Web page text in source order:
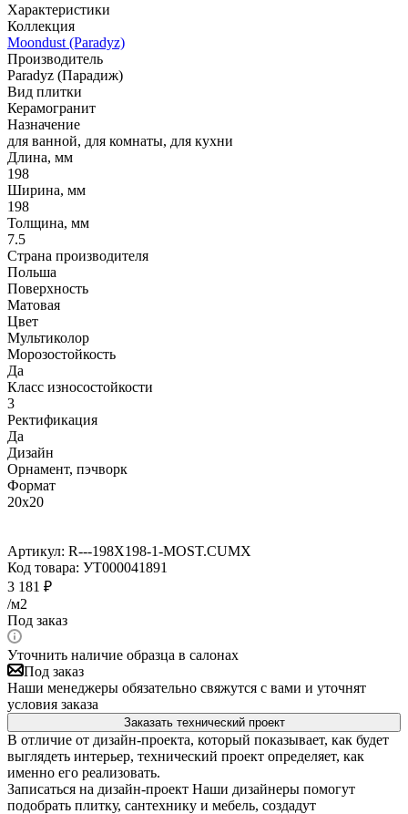
Характеристики
Коллекция
Moondust (Paradyz)
Производитель
Paradyz (Парадиж)
Вид плитки
Керамогранит
Назначение
для ванной, для комнаты, для кухни
Длина, мм
198
Ширина, мм
198
Толщина, мм
7.5
Страна производителя
Польша
Поверхность
Матовая
Цвет
Мультиколор
Морозостойкость
Да
Класс износостойкости
3
Ректификация
Да
Дизайн
Орнамент, пэчворк
Формат
20x20
Артикул: R---198X198-1-MOST.CUMX
Код товара: УТ000041891
3 181 ₽
/м2
Под заказ
Уточнить наличие образца в салонах
Под заказ
Наши менеджеры обязательно свяжутся с вами и уточнят
условия заказа
Заказать технический проект
В отличие от дизайн-проекта, который показывает, как будет
выглядеть интерьер, технический проект определяет, как
именно его реализовать.
Записаться на дизайн-проект Наши дизайнеры помогут
подобрать плитку, сантехнику и мебель, создадут